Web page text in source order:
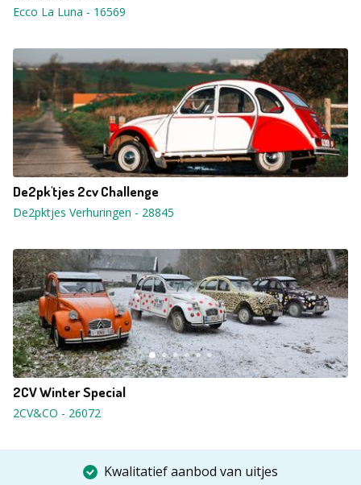
Ecco La Luna - 16569
De2pk'tjes 2cv Challenge
De2pktjes Verhuringen - 28845
2CV Winter Special
2CV&CO - 26072
Kwalitatief aanbod van uitjes